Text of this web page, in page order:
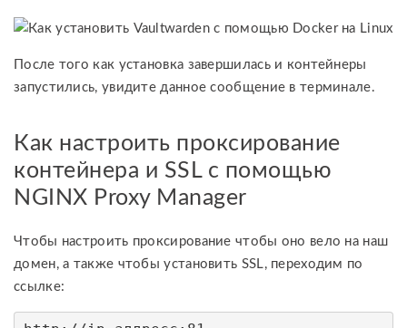
После того как установка завершилась и контейнеры
запустились, увидите данное сообщение в терминале.
Как настроить проксирование
контейнера и SSL с помощью
NGINX Proxy Manager
Чтобы настроить проксирование чтобы оно вело на наш
домен, а также чтобы установить SSL, переходим по
ссылке: